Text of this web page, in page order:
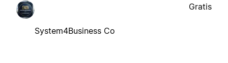
System4Business Co
Gratis